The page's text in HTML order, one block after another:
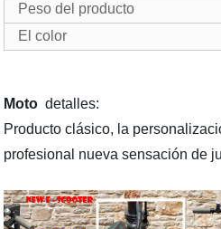
Peso del producto
El color
Motodetalles:
Producto clásico, la
profesional nueva sensación de